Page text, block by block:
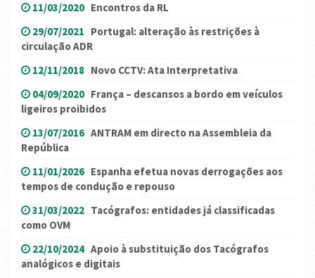
11/03/2020 Encontros da RL
29/07/2021 Portugal: alteração às restrições à
circulação ADR
12/11/2018 Novo CCTV: Ata Interpretativa
04/09/2020 França – descansos a bordo em veículos
ligeiros proibidos
13/07/2016 ANTRAM em directo na Assembleia da
República
11/01/2026 Espanha efetua novas derrogações aos
tempos de condução e repouso
31/03/2022 Tacógrafos: entidades já classificadas
como OVM
22/10/2024 Apoio à substituição dos Tacógrafos
analógicos e digitais